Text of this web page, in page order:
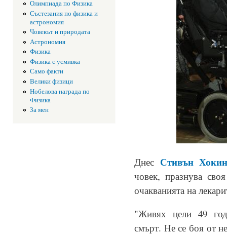
Олимпиада по Физика
Състезания по физика и
астрономия
Човекът и природата
Астрономия
Физика
Физика с усмивка
Само факти
Велики физици
Нобелова награда по
Физика
За мен
Днес Стивън
човек, празнува
очакванията на
"Живях цели 49
смърт. Не се боя от